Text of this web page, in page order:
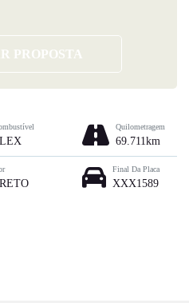
PROPOSTA
Quilometragem
69.711km
Final Da Placa
XXX1589